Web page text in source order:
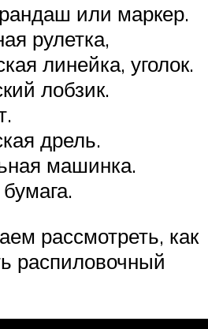
или маркер.
рулетка,
линейка, уголок.
лобзик.
дрель.
машинка.
рассмотреть, как
распиловочный